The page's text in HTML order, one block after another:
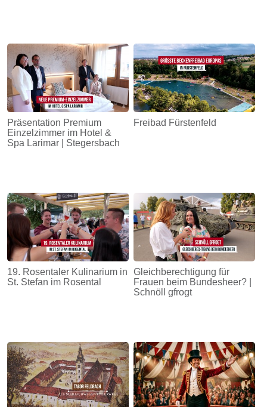
Energie
Schnöll
gfrogt
Zonen
Podcast
Präsentation Premium
Einzelzimmer im Hotel &
Spa Larimar | Stegersbach
Freibad Fürstenfeld
19. Rosentaler Kulinarium in
St. Stefan im Rosental
Gleichberechtigung für
Frauen beim Bundesheer? |
Schnöll gfrogt